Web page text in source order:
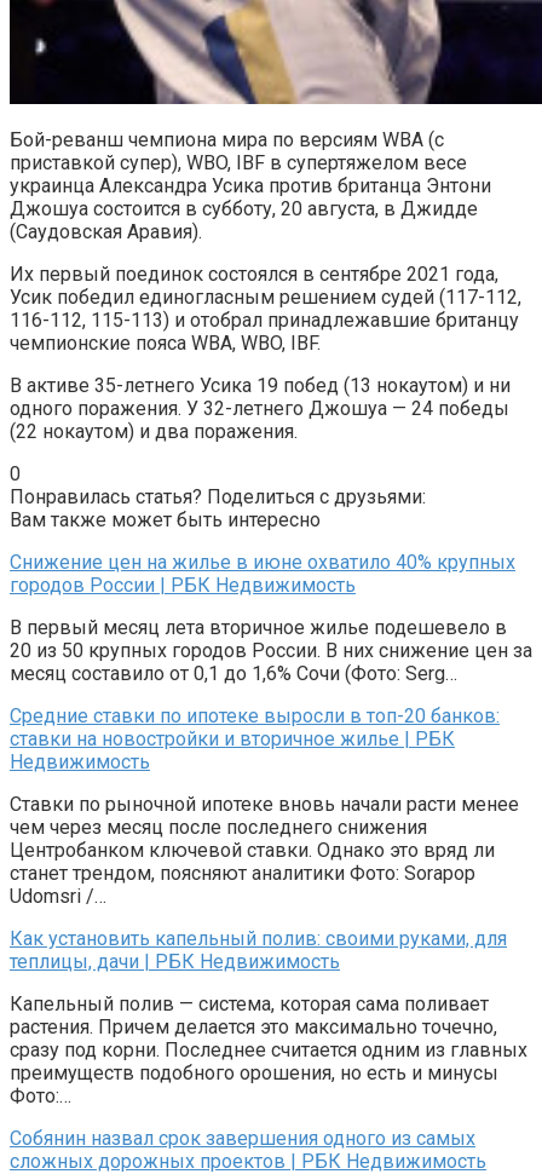
Бой-реванш чемпиона мира по версиям WBA (с
приставкой супер), WBO, IBF в супертяжелом весе
украинца Александра Усика против британца Энтони
Джошуа состоится в субботу, 20 августа, в Джидде
(Саудовская Аравия).
Их первый поединок состоялся в сентябре 2021 года,
Усик победил единогласным решением судей (117-112,
116-112, 115-113) и отобрал принадлежавшие британцу
чемпионские пояса WBA, WBO, IBF.
В активе 35-летнего Усика 19 побед (13 нокаутом) и ни
одного поражения. У 32-летнего Джошуа — 24 победы
(22 нокаутом) и два поражения.
0
Понравилась статья? Поделиться с друзьями:
Вам также может быть интересно
Снижение цен на жилье в июне охватило 40% крупных
городов России | РБК Недвижимость
В первый месяц лета вторичное жилье подешевело в
20 из 50 крупных городов России. В них снижение цен за
месяц составило от 0,1 до 1,6% Сочи (Фото: Serg…
Средние ставки по ипотеке выросли в топ-20 банков:
ставки на новостройки и вторичное жилье | РБК
Недвижимость
Ставки по рыночной ипотеке вновь начали расти менее
чем через месяц после последнего снижения
Центробанком ключевой ставки. Однако это вряд ли
станет трендом, поясняют аналитики Фото: Sorapop
Udomsri /…
Как установить капельный полив: своими руками, для
теплицы, дачи | РБК Недвижимость
Капельный полив — система, которая сама поливает
растения. Причем делается это максимально точечно,
сразу под корни. Последнее считается одним из главных
преимуществ подобного орошения, но есть и минусы
Фото:…
Собянин назвал срок завершения одного из самых
сложных дорожных проектов | РБК Недвижимость